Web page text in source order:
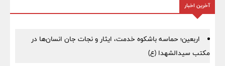
آخرین اخبار
اربعین؛ حماسه باشکوه خدمت، ایثار و نجات جان انسان‌ها در
مکتب سیدالشهدا (ع)